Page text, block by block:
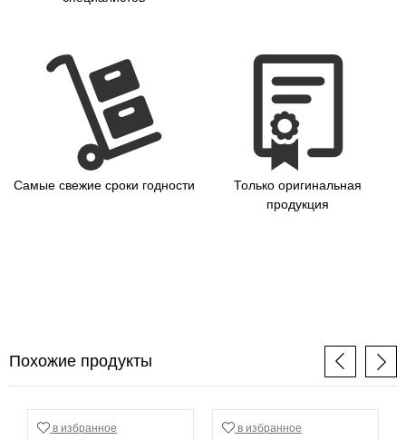
Самые свежие сроки годности
Только оригинальная
продукция
Похожие продукты
в избранное в избранное